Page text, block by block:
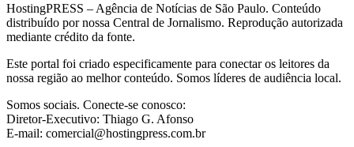
HostingPRESS – Agência de Notícias de São Paulo. Conteúdo
distribuído por nossa Central de Jornalismo. Reprodução autorizada
mediante crédito da fonte.
Este portal foi criado especificamente para conectar os leitores da
nossa região ao melhor conteúdo. Somos líderes de audiência local.
Somos sociais. Conecte-se conosco:
Diretor-Executivo: Thiago G. Afonso
E-mail: comercial@hostingpress.com.br